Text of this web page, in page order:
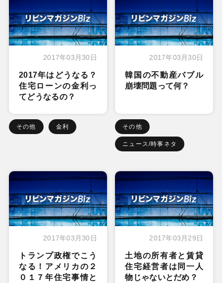
2017年03月30日
2017年はどうなる？
住宅ローンの金利っ
てどうなるの？
その他 金利
2017年03月30日
韓国の不動産バブル
崩壊問題って何？
その他
ニュース/時事ネタ
2017年03月30日
トランプ政権でこう
なる！アメリカの２
０１７年住宅事情と
2017年03月29日
土地の所有者と賃貸
住宅経営者は同一人
物じゃないとだめ？